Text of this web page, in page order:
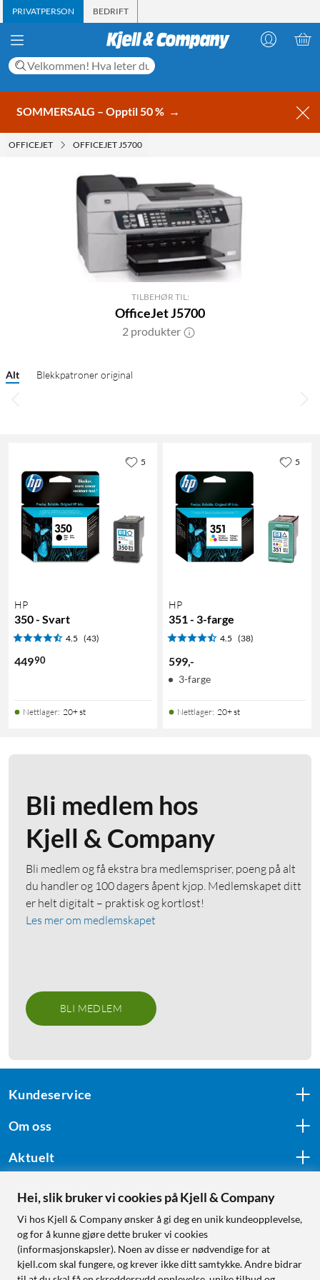
PRIVATPERSON BEDRIFT
SOMMERSALG – Opptil 50 % →
OFFICEJET OFFICEJET J5700
TILBEHØR TIL:
OfficeJet J5700
2 produkter
Alt Blekkpatroner original
HP
350 - Svart
4.5 (43)
44990
Nettlager: 20+ st
5
HP
351 - 3-farge
4.5 (38)
599-
3-farge
Nettlager: 20+ st
5
Bli medlem hos
Kjell & Company
Bli medlem og få ekstra bra medlemspriser, poeng på alt
du handler og 100 dagers åpent kjøp. Medlemskapet ditt
er helt digitalt – praktisk og kortløst!
Les mer om medlemskapet
BLI MEDLEM
Kundeservice
Om oss
Aktuelt
Følg oss
Handle fra:
Hei, slik bruker vi cookies på Kjell & Company
Vi hos Kjell & Company ønsker å gi deg en unik kundeopplevelse,
og for å kunne gjøre dette bruker vi cookies
(informasjonskapsler). Noen av disse er nødvendige for at
kjell.com skal fungere, og krever ikke ditt samtykke. Andre bidrar